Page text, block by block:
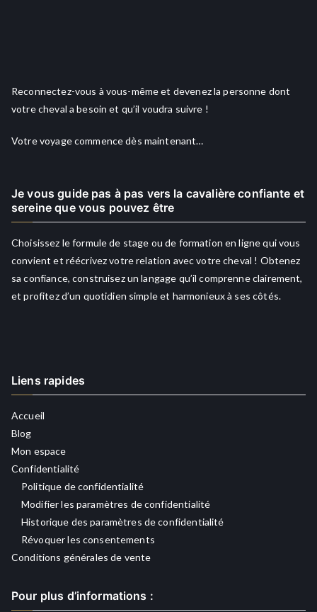
Reconnectez-vous à vous-même et devenez la personne dont
votre cheval a besoin et qu’il voudra suivre !
Votre voyage commence dès maintenant…
Je vous guide pas à pas vers la cavalière confiante et
sereine que vous pouvez être
Choisissez le formule de stage ou de formation en ligne qui vous
convient et réécrivez votre relation avec votre cheval ! Obtenez
sa confiance, construisez un langage qu’il comprenne clairement,
et profitez d’un quotidien simple et harmonieux à ses côtés.
Liens rapides
Accueil
Blog
Mon espace
Confidentialité
Politique de confidentialité
Modifier les paramètres de confidentialité
Historique des paramètres de confidentialité
Révoquer les consentements
Conditions générales de vente
Pour plus d’informations :